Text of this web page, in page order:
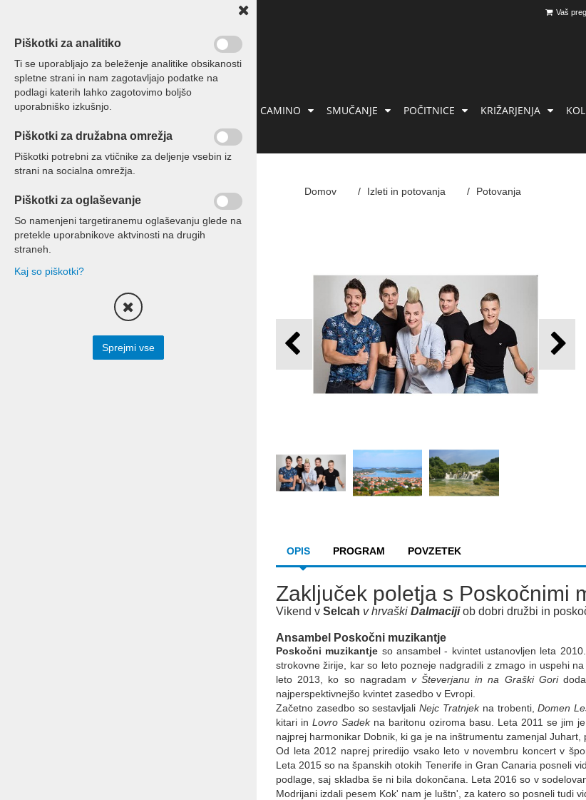
Vaš
IZLETI IN POTOVANJA CAMINO SMUČANJE POČITNICE KRIŽARJENJA
KONTAKT
Potovanja
Izleti za skupine
lahko sporočite vaše vprašanje. Z
veseljem vam bomo odgovorili.
Domov Izleti in potovanja Potovanja
OPIS PROGRAM POVZETEK
Zaključek poletja s Poskočnimi
Vikend v Selcah v hrvaški Dalmacijiob dobri družbi in
Ansambel Poskočni muzikantje
Poskočni muzikantje so ansambel - kvintet ustanovljen leta
strokovne žirije, kar so leto pozneje nadgradili z zmago in uspehi
leto 2013, ko so nagradam v Števerjanu in na Graški Gori
najperspektivnejšo kvintet zasedbo v Evropi.
Začetno zasedbo so sestavljaliNejc Tratnjekna trobenti,Domen
kitari in Lovro Sadekna baritonu oziroma basu. Leta 2011 se jim
najprej harmonikar Dobnik, ki ga je na inštrumentu zamenjal
Od leta 2012 naprej priredijo vsako leto v novembru koncert v
Leta 2015 so na španskih otokih Tenerife in Gran Canaria posneli
podlage, saj skladba še ni bila dokončana. Leta 2016 so v
Modrijani izdali pesem Kok' nam je luštn', za katero so posneli tudi
Piškotki za analitiko
Ti se uporabljajo za beleženje analitike obsikanosti
spletne strani in nam zagotavljajo podatke na
podlagi katerih lahko zagotovimo boljšo
uporabniško izkušnjo.
Piškotki za družabna omrežja
Piškotki potrebni za vtičnike za deljenje vsebin iz
strani na socialna omrežja.
Piškotki za oglaševanje
So namenjeni targetiranemu oglaševanju glede na
pretekle uporabnikove aktvinosti na drugih
straneh.
Kaj so piškotki?
Sprejmi vse